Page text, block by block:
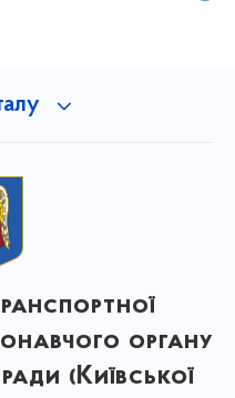
органу
(Київської